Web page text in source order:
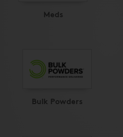
Meds
Bulk Powders